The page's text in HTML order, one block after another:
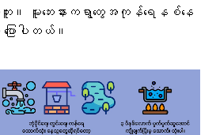
မူးဘေးနားကရွာတွေအကုန်ရေနစ်နေ
ောပါတယ်။